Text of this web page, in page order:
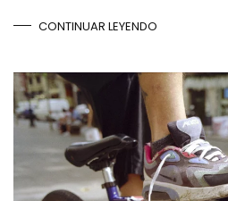
CONTINUAR LEYENDO